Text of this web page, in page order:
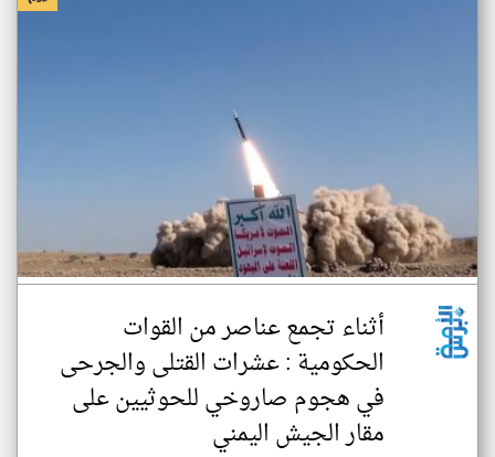
أثناء تجمع عناصر من القوات
الحكومية : عشرات القتلى والجرحى
في هجوم صاروخي للحوثيين على
مقار الجيش اليمني